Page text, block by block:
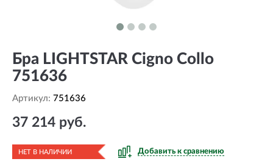
Бра LIGHTSTAR Cigno Collo
751636
Артикул: 751636
37 214 руб.
НЕТ В НАЛИЧИИ Добавить к сравнению